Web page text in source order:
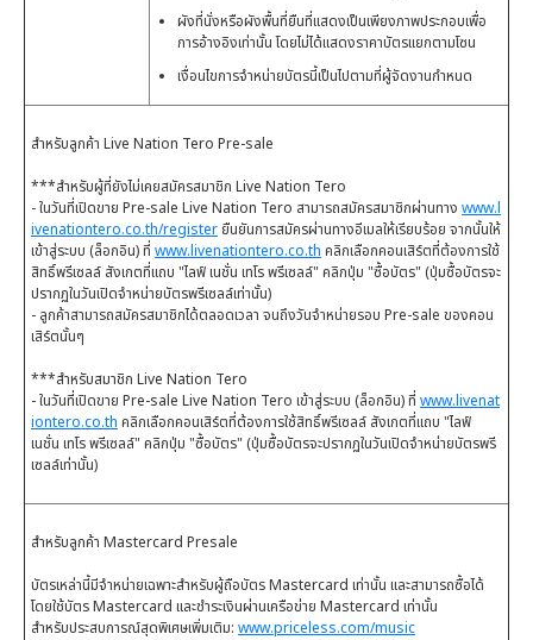
ผังที่นั่งหรือผังพื้นที่ยืนที่แสดงเป็นเพียงภาพประกอบเพื่อ
การอ้างอิงเท่านั้น โดยไม่ได้แสดงราคาบัตรแยกตามโซน
เงื่อนไขการจำหน่ายบัตรนี้เป็นไปตามที่ผู้จัดงานกำหนด
สำหรับลูกค้า Live Nation Tero Pre-sale
***สำหรับผู้ที่ยังไม่เคยสมัครสมาชิก Live Nation Tero
- ในวันที่เปิดขาย Pre-sale Live Nation Tero สามารถสมัครสมาชิกผ่านทาง www.l
ivenationtero.co.th/register ยืนยันการสมัครผ่านทางอีเมลให้เรียบร้อย จากนั้นให้
เข้าสู่ระบบ (ล็อกอิน) ที่ www.livenationtero.co.th คลิกเลือกคอนเสิร์ตที่ต้องการใช้
สิทธิ์พรีเซลล์ สังเกตที่แถบ "ไลฟ์ เนชั่น เทโร พรีเซลล์" คลิกปุ่ม "ซื้อบัตร" (ปุ่มซื้อบัตรจะ
ปรากฏในวันเปิดจำหน่ายบัตรพรีเซลล์เท่านั้น)
- ลูกค้าสามารถสมัครสมาชิกได้ตลอดเวลา จนถึงวันจำหน่ายรอบ Pre-sale ของคอน
เสิร์ตนั้นๆ
***สำหรับสมาชิก Live Nation Tero
- ในวันที่เปิดขาย Pre-sale Live Nation Tero เข้าสู่ระบบ (ล็อกอิน) ที่ www.livenat
iontero.co.th คลิกเลือกคอนเสิร์ตที่ต้องการใช้สิทธิ์พรีเซลล์ สังเกตที่แถบ "ไลฟ์
เนชั่น เทโร พรีเซลล์" คลิกปุ่ม "ซื้อบัตร" (ปุ่มซื้อบัตรจะปรากฏในวันเปิดจำหน่ายบัตรพรี
เซลล์เท่านั้น)
สำหรับลูกค้า Mastercard Presale
บัตรเหล่านี้มีจำหน่ายเฉพาะสำหรับผู้ถือบัตร Mastercard เท่านั้น และสามารถซื้อได้
โดยใช้บัตร Mastercard และชำระเงินผ่านเครือข่าย Mastercard เท่านั้น
สำหรับประสบการณ์สุดพิเศษเพิ่มเติม: www.priceless.com/music